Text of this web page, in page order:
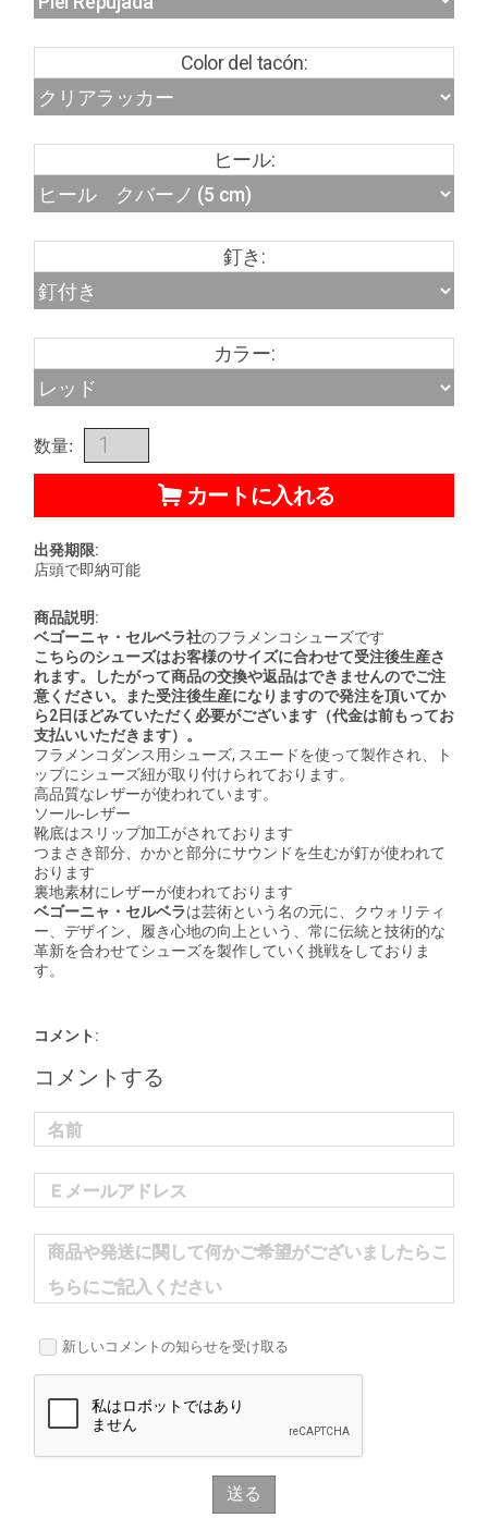
Color del tacón:
ヒール:
釘き:
カラー:
数量:
カートに入れる
出発期限:
店頭で即納可能
商品説明:
ベゴーニャ・セルベラ社のフラメンコシューズです
こちらのシューズはお客様のサイズに合わせて受注後生産さ
れます。したがって商品の交換や返品はできませんのでご注
意ください。また受注後生産になりますので発注を頂いてか
ら2日ほどみていただく必要がございます（代金は前もってお
支払いいただきます）。
フラメンコダンス用シューズ, スエードを使って製作され、ト
ップにシューズ紐が取り付けられております。
高品質なレザーが使われています。
ソール‐レザー
靴底はスリップ加工がされております
つまさき部分、かかと部分にサウンドを生むが釘が使われて
おります
裏地素材にレザーが使われております
ベゴーニャ・セルベラは芸術という名の元に、クウォリティ
ー、デザイン、履き心地の向上という、常に伝統と技術的な
革新を合わせてシューズを製作していく挑戦をしておりま
す。
コメント:
コメントする
名前
Ｅメールアドレス
商品や発送に関して何かご希望がございましたらこ
ちらにご記入ください
新しいコメントの知らせを受け取る
送る